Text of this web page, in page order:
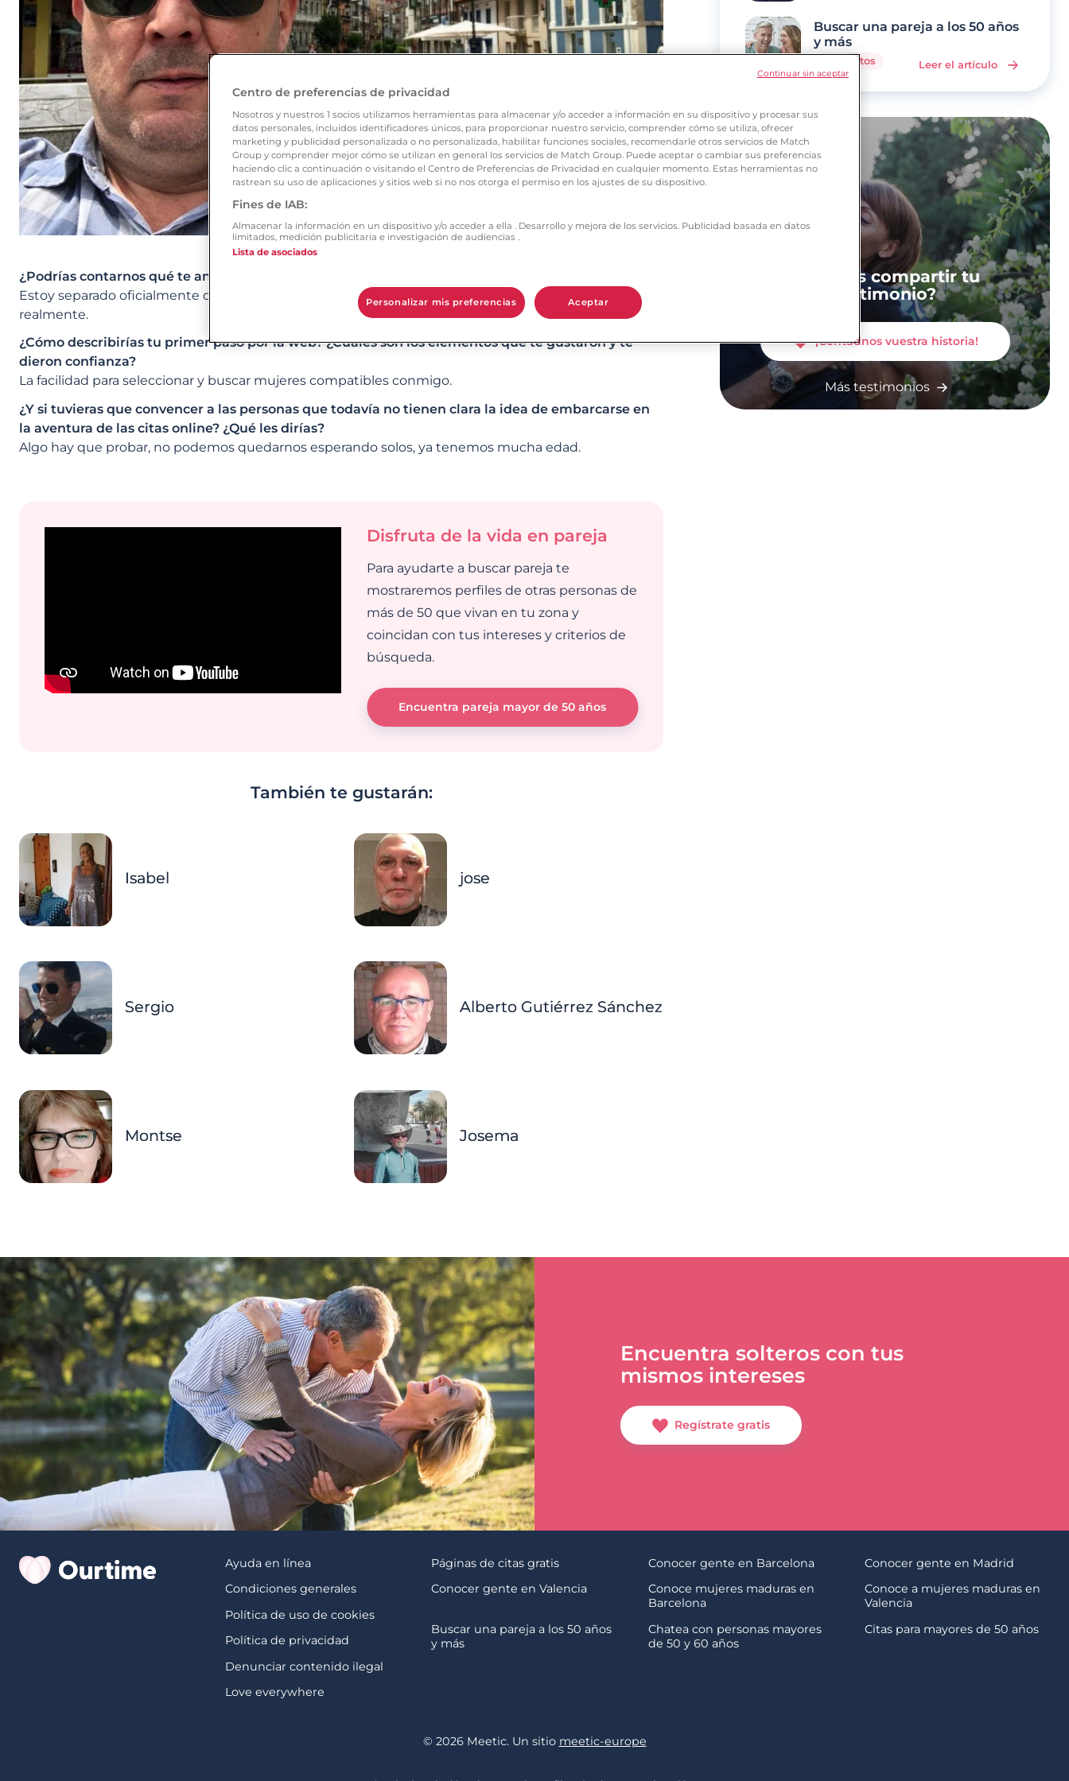
¿Podrías contarnos qué te animó a probar Ourtime?
Estoy separado oficialmente desde hace unas semanas, aunque ya llevaba tiempo separado
realmente.
¿Cómo describirías tu primer paso por la web? ¿Cuáles son los elementos que te gustaron y te
dieron confianza?
La facilidad para seleccionar y buscar mujeres compatibles conmigo.
¿Y si tuvieras que convencer a las personas que todavía no tienen clara la idea de embarcarse en
la aventura de las citas online? ¿Qué les dirías?
Algo hay que probar, no podemos quedarnos esperando solos, ya tenemos mucha edad.
Disfruta de la vida en pareja
Para ayudarte a buscar pareja te
mostraremos perfiles de otras personas de
más de 50 que vivan en tu zona y
coincidan con tus intereses y criterios de
búsqueda.
Encuentra pareja mayor de 50 años
También te gustarán:
Isabel jose
Sergio Alberto Gutiérrez Sánchez
Montse Josema
Buscar una pareja a los 50 años
y más
4 minutos Leer el artículo
¿Quieres compartir tu
testimonio?
¡Contadnos vuestra historia!
Más testimonios
Encuentra solteros con tus
mismos intereses
Regístrate gratis
Ayuda en línea
Condiciones generales
Política de uso de cookies
Política de privacidad
Denunciar contenido ilegal
Love everywhere
Páginas de citas gratis Conocer gente en Barcelona
Conocer gente en Madrid
Conocer gente en Valencia
Conoce mujeres maduras en
Barcelona
Conoce a mujeres maduras en
Valencia
Buscar una pareja a los 50 años
y más
Chatea con personas mayores
de 50 y 60 años
Citas para mayores de 50 años
© 2026 Meetic. Un sitio meetic-europe
Centro de preferencias de privacidad
Nosotros y nuestros 1 socios utilizamos herramientas para almacenar y/o acceder a información en su dispositivo y procesar sus
datos personales, incluidos identificadores únicos, para proporcionar nuestro servicio, comprender cómo se utiliza, ofrecer
marketing y publicidad personalizada o no personalizada, habilitar funciones sociales, recomendarle otros servicios de Match
Group y comprender mejor cómo se utilizan en general los servicios de Match Group. Puede aceptar o cambiar sus preferencias
haciendo clic a continuación o visitando el Centro de Preferencias de Privacidad en cualquier momento. Estas herramientas no
rastrean su uso de aplicaciones y sitios web si no nos otorga el permiso en los ajustes de su dispositivo.
Fines de IAB:
Almacenar la información en un dispositivo y/o acceder a ella . Desarrollo y mejora de los servicios. Publicidad basada en datos
limitados, medición publicitaria e investigación de audiencias .
Lista de asociados
Personalizar mis preferencias Aceptar
Continuar sin aceptar